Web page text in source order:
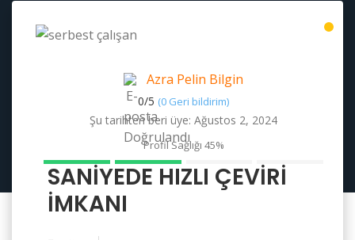
Azra Pelin Bilgin
0/5 (0 Geri bildirim)
Şu tarihten beri üye: Ağustos 2, 2024
Profil Sağlığı 45%
SANİYEDE HIZLI ÇEVİRİ
İMKANI